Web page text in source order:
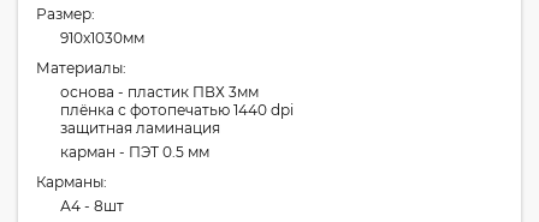
Размер:
910x1030мм
Материалы:
основа - пластик ПВХ 3мм
плёнка с фотопечатью 1440 dpi
защитная ламинация
карман - ПЭТ 0.5 мм
Карманы:
А4 - 8шт